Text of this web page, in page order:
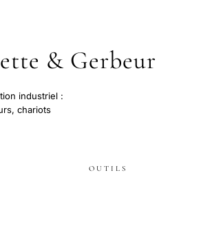
& Gerbeur
industriel :
chariots
OUTILS